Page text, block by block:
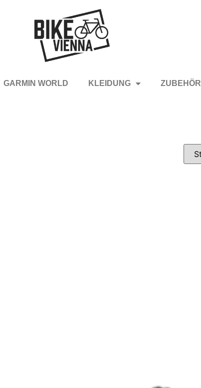
GARMIN WORLD KLEIDUNG ZUBEHÖR